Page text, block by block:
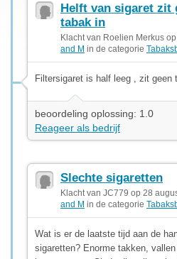
Helft van sigaret zit
tabak in
Klacht van Roelien Merkus
and M in de categorie
Filtersigaret is half leeg , zit geen
beoordeling oplossing: 1.0
Reageer als bedrijf
Slechte sigaretten
Klacht van JC779 op 28
and M in de categorie
Wat is er de laatste tijd aan de
sigaretten? Enorme takken,